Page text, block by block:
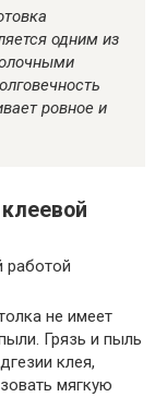
одним из
ровное и
не имеет
Грязь и пыль
клея,
мягкую